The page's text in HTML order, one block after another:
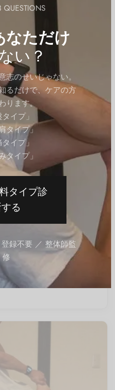
QUESTIONS
なただけ
い？
志のせいじゃない。
るだけで、ケアの方
ります。
タイプ」
タイプ」
タイプ」
タイプ」
タイプ診
る
録不要 ／ 整体師監
修
ア
トレッチ｜もも裏の柔軟性